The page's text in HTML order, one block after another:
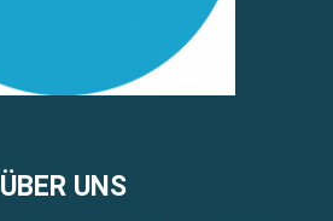
ÜBER UNS